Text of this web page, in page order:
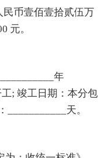
民币壹佰壹拾贰伍万
元。
年
工; 竣工日期：本分包
天。